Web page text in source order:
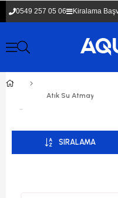
0549 257 05 06 Kiralama
SIRALAMA